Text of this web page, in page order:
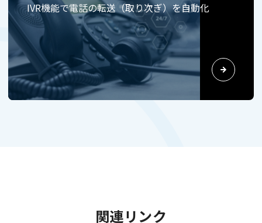
IVR機能で電話の転送（取り次ぎ）を自動化
関連リンク